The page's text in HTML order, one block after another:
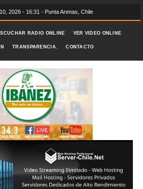
2026 - 16:31 - Punta Arenas, Chile
RADIO ONLINE VER VIDEO ONLINE
TRANSPARENCIA. CONTACTO